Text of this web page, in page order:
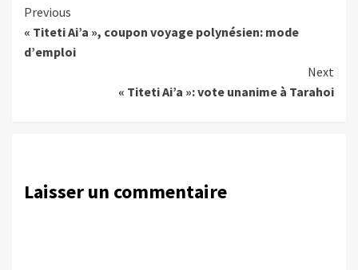
Continue
Reading
Previous
« Titeti Ai’a », coupon voyage polynésien: mode
d’emploi
Next
« Titeti Ai’a »: vote unanime à Tarahoi
Laisser un commentaire